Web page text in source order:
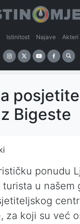
Istinitost Najave Akteri
Bigeste
ponudu
u našem
za koji su već